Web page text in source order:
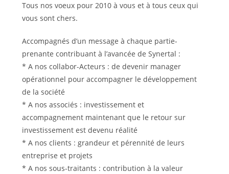
Tous nos voeux pour 2010 à vous et à tous ceux qui
vous sont chers.
Accompagnés d’un message à chaque partie-
prenante contribuant à l’avancée de Synertal :
* A nos collabor-Acteurs : de devenir manager
opérationnel pour accompagner le développement
de la société
* A nos associés : investissement et
accompagnement maintenant que le retour sur
investissement est devenu réalité
* A nos clients : grandeur et pérennité de leurs
entreprise et projets
* A nos sous-traitants : contribution à la valeur